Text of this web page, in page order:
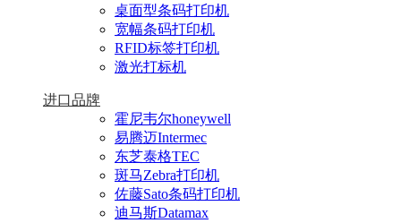
桌面型条码打印机
宽幅条码打印机
RFID标签打印机
激光打标机
进口品牌
霍尼韦尔honeywell
易腾迈Intermec
东芝泰格TEC
斑马Zebra打印机
佐藤Sato条码打印机
迪马斯Datamax